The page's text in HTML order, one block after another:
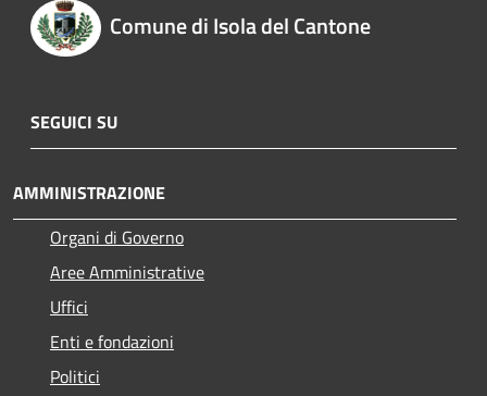
Comune di Isola del Cantone
SEGUICI SU
AMMINISTRAZIONE
Organi di Governo
Aree Amministrative
Uffici
Enti e fondazioni
Politici